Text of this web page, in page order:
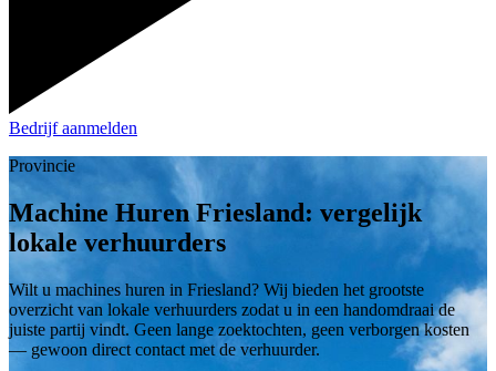
Bedrijf aanmelden
Provincie
Machine Huren Friesland: vergelijk
lokale verhuurders
Wilt u machines huren in Friesland? Wij bieden het grootste
overzicht van lokale verhuurders zodat u in een handomdraai de
juiste partij vindt. Geen lange zoektochten, geen verborgen kosten
— gewoon direct contact met de verhuurder.